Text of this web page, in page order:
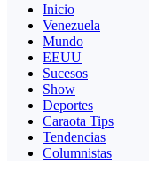
Inicio
Venezuela
Mundo
EEUU
Sucesos
Show
Deportes
Caraota Tips
Tendencias
Columnistas